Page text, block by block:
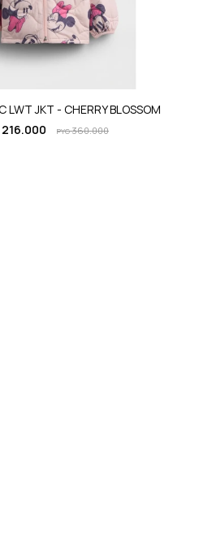
LWT JKT - CHERRY BLOSSOM
216.000 PYG360.000